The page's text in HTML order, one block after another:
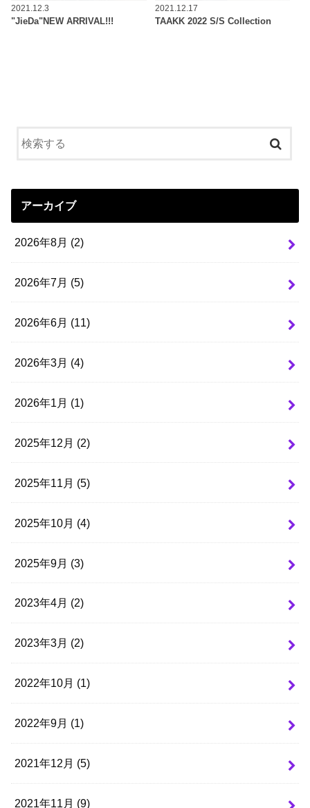
2021.12.3
"JieDa"NEW ARRIVAL!!!
2021.12.17
TAAKK 2022 S/S Collection
アーカイブ
2026年8月 (2)
2026年7月 (5)
2026年6月 (11)
2026年3月 (4)
2026年1月 (1)
2025年12月 (2)
2025年11月 (5)
2025年10月 (4)
2025年9月 (3)
2023年4月 (2)
2023年3月 (2)
2022年10月 (1)
2022年9月 (1)
2021年12月 (5)
2021年11月 (9)